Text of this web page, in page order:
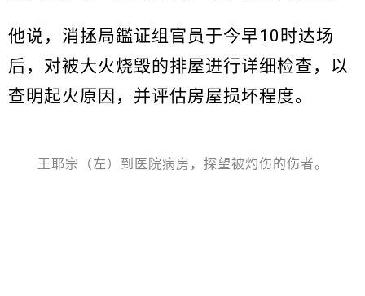
他说，消拯局鑑证组官员于今早10时达场
后，对被大火烧毁的排屋进行详细检查，以
查明起火原因，并评估房屋损坏程度。
王耶宗（左）到医院病房，探望被灼伤的伤者。